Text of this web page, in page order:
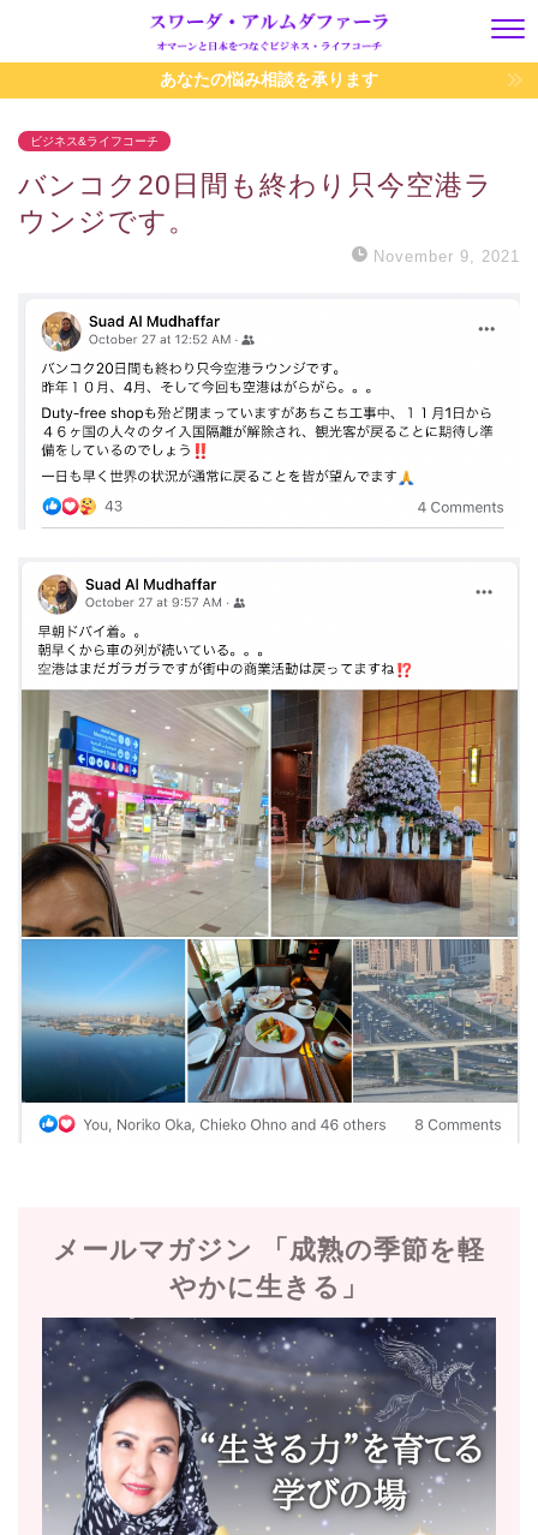
あなたの悩み相談を承ります
ビジネス&ライフコーチ
バンコク20日間も終わり只今空港ラ
ウンジです。
November 9, 2021
メールマガジン 「成熟の季節を軽
やかに生きる」